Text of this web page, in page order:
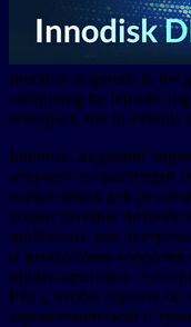
Innodisk responds to the
computing by
aerospace and in-
Innodisk, ведущий
отвечает на растущий
вычисления для
возрастающие
проблемы, как
и жидкостная
промышленных
PRO, чтобы сделать
аэрокосмической и